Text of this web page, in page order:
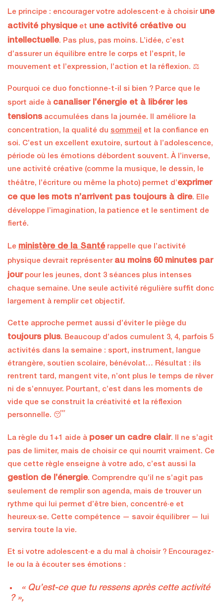
Le principe : encourager votre adolescent·e à choisir une
activité physique et une activité créative ou
intellectuelle. Pas plus, pas moins. L’idée, c’est
d’assurer un équilibre entre le corps et l’esprit, le
mouvement et l’expression, l’action et la réflexion. ⚖️
Pourquoi ce duo fonctionne-t-il si bien ? Parce que le
sport aide à canaliser l’énergie et à libérer les
tensions accumulées dans la journée. Il améliore la
concentration, la qualité du sommeil et la confiance en
soi. C’est un excellent exutoire, surtout à l’adolescence,
période où les émotions débordent souvent. À l’inverse,
une activité créative (comme la musique, le dessin, le
théâtre, l’écriture ou même la photo) permet d’exprimer
ce que les mots n’arrivent pas toujours à dire. Elle
développe l’imagination, la patience et le sentiment de
fierté.
Le ministère de la Santé rappelle que l’activité
physique devrait représenter au moins 60 minutes par
jourpour les jeunes, dont 3 séances plus intenses
chaque semaine. Une seule activité régulière suffit donc
largement à remplir cet objectif.
Cette approche permet aussi d’éviter le piège du
toujours plus. Beaucoup d’ados cumulent 3, 4, parfois 5
activités dans la semaine : sport, instrument, langue
étrangère, soutien scolaire, bénévolat… Résultat : ils
rentrent tard, mangent vite, n’ont plus le temps de rêver
ni de s’ennuyer. Pourtant, c’est dans les moments de
vide que se construit la créativité et la réflexion
personnelle. 😴
La règle du 1+1 aide à poser un cadre clair. Il ne s’agit
pas de limiter, mais de choisir ce qui nourrit vraiment. Ce
que cette règle enseigne à votre ado, c’est aussi la
gestion de l’énergie. Comprendre qu’il ne s’agit pas
seulement de remplir son agenda, mais de trouver un
rythme qui lui permet d’être bien, concentré·e et
heureux·se. Cette compétence — savoir équilibrer — lui
servira toute la vie.
Et si votre adolescent·e a du mal à choisir ? Encouragez-
le ou la à écouter ses émotions :
« Qu’est-ce que tu ressens après cette activité
? »,